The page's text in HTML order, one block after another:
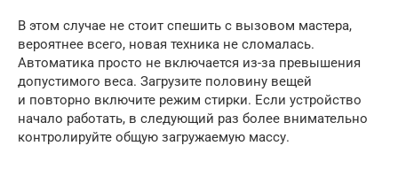
В этом случае не стоит спешить с вызовом мастера,
вероятнее всего, новая техника не сломалась.
Автоматика просто не включается из-за превышения
допустимого веса. Загрузите половину вещей
и повторно включите режим стирки. Если устройство
начало работать, в следующий раз более внимательно
контролируйте общую загружаемую массу.